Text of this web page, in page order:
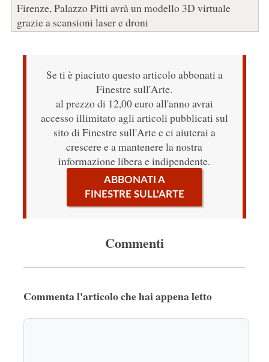
Firenze, Palazzo Pitti avrà un modello 3D virtuale
grazie a scansioni laser e droni
Se ti è piaciuto questo articolo abbonati a
Finestre sull'Arte.
al prezzo di 12,00 euro all'anno avrai
accesso illimitato agli articoli pubblicati sul
sito di Finestre sull'Arte e ci aiuterai a
crescere e a mantenere la nostra
informazione libera e indipendente.
ABBONATI A
FINESTRE SULL'ARTE
Commenti
Commenta l'articolo che hai appena letto